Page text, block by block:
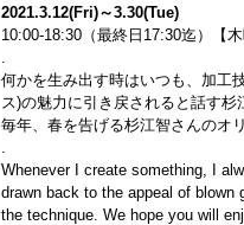
2021.3.12(Fri)～3.30(Tue)
10:00-18:30（最終日17:30迄）【木
何かを生み出す時はいつも、加工
ス)の魅力に引き戻されると話す
毎年、春を告げる杉江智さんのオ
Whenever I create something, I
drawn back to the appeal of
the technique. We hope you will